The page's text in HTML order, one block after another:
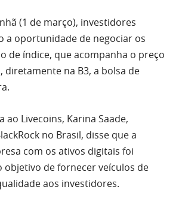
(1 de março), investidores
a oportunidade de negociar os
de índice, que acompanha o preço
diretamente na B3, a bolsa de
ao Livecoins, Karina Saade,
no Brasil, disse que a
com os ativos digitais foi
objetivo de fornecer veículos de
aos investidores.